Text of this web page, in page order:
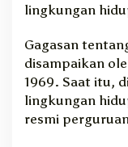
lingkungan
Gagasan
disampaikan
1969. Saat itu,
lingkungan
resmi